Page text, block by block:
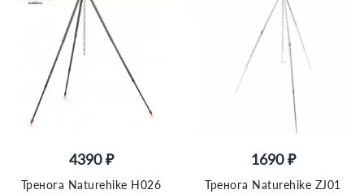
4390 ₽
Тренога Naturehike H026
1690 ₽
Тренога Naturehike ZJ01